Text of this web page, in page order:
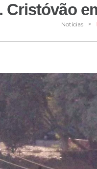
Cristóvão
Notícias >